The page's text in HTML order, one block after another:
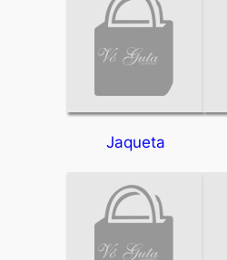
Jaqueta